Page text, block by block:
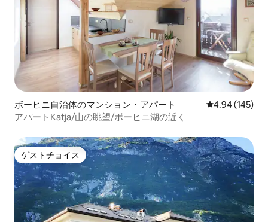
ボーヒニ自治体のマンション・アパート レビュー145
4.94 (145)
アパートKatja/山の眺望/ボーヒニ湖の近く
ゲストチョイス
ゲストチョイス